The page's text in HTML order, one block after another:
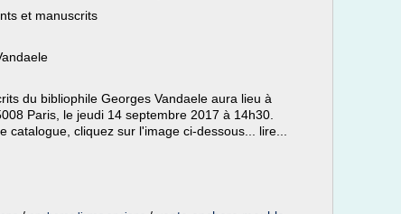
et manuscrits
du bibliophile Georges Vandaele aura lieu à
Paris, le jeudi 14 septembre 2017 à 14h30.
catalogue, cliquez sur l'image ci-dessous... lire...